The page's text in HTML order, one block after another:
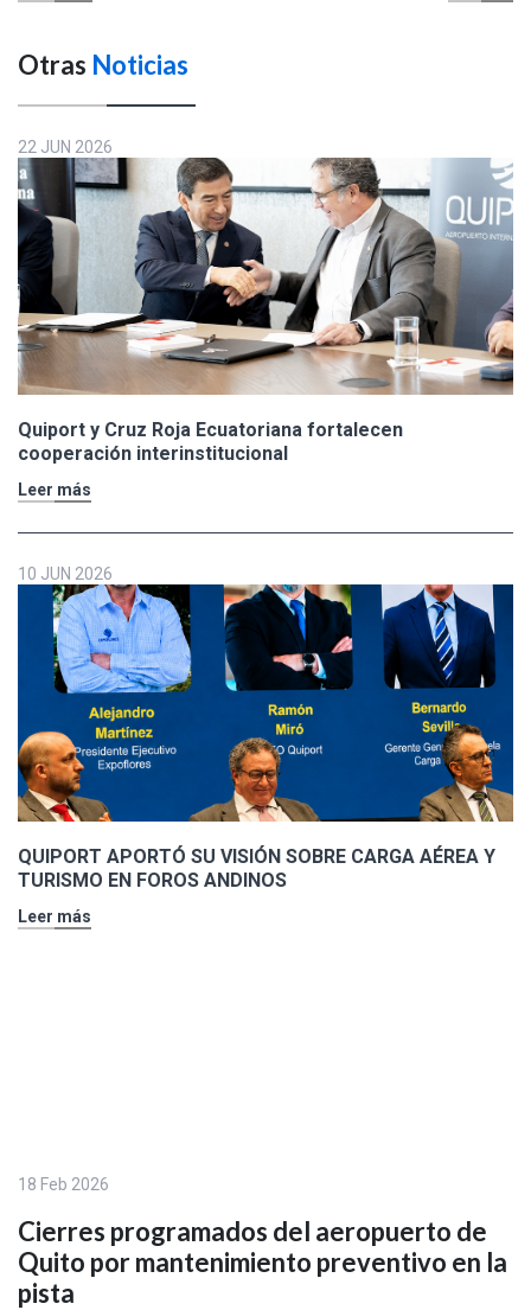
Otras Noticias
22 JUN 2026
Quiport y Cruz Roja Ecuatoriana fortalecen
cooperación interinstitucional
Leer más
10 JUN 2026
QUIPORT APORTÓ SU VISIÓN SOBRE CARGA AÉREA Y
TURISMO EN FOROS ANDINOS
Leer más
18 Feb 2026
Cierres programados del aeropuerto de
Quito por mantenimiento preventivo en la
pista